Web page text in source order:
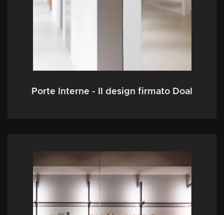
Porte Interne - Il design firmato Doal